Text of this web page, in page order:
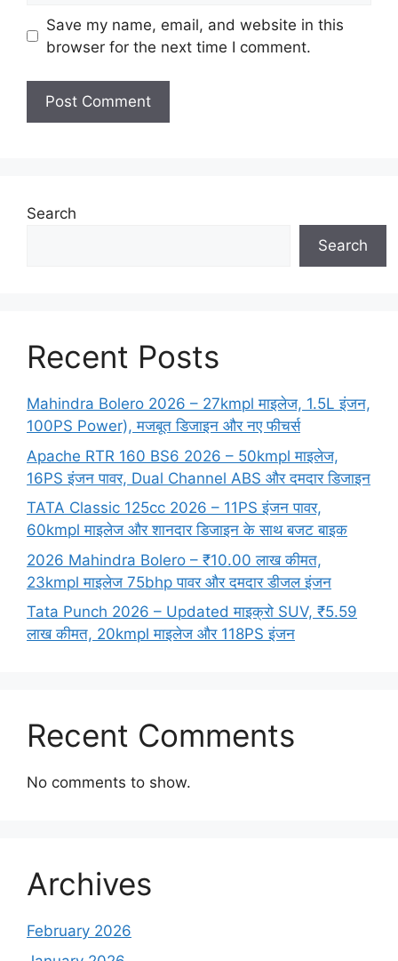
Save my name, email, and website in this
browser for the next time I comment.
Search
Search
Recent Posts
Mahindra Bolero 2026 – 27kmpl माइलेज, 1.5L इंजन,
100PS Power), मजबूत डिजाइन और नए फीचर्स
Apache RTR 160 BS6 2026 – 50kmpl माइलेज,
16PS इंजन पावर, Dual Channel ABS और दमदार डिजाइन
TATA Classic 125cc 2026 – 11PS इंजन पावर,
60kmpl माइलेज और शानदार डिजाइन के साथ बजट बाइक
2026 Mahindra Bolero – ₹10.00 लाख कीमत,
23kmpl माइलेज 75bhp पावर और दमदार डीजल इंजन
Tata Punch 2026 – Updated माइक्रो SUV, ₹5.59
लाख कीमत, 20kmpl माइलेज और 118PS इंजन
Recent Comments
No comments to show.
Archives
February 2026